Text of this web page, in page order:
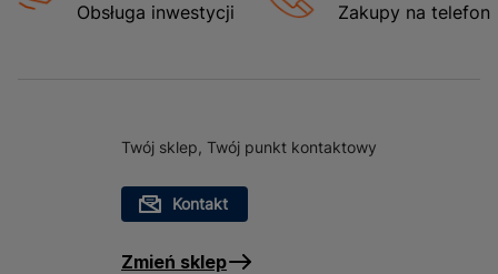
Obsługa inwestycji Zakupy na telefon
Twój sklep, Twój punkt kontaktowy
Kontakt
Zmień sklep